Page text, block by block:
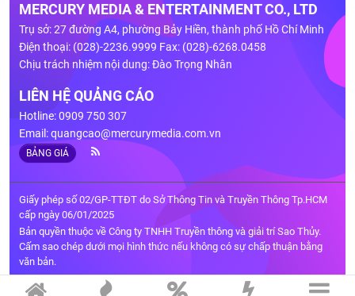
MERCURY MEDIA & ENTERTAINMENT CO., LTD
Trụ sở: 27 đường A4, phường Bảy Hiền, thành phố Hồ Chí Minh
Điện thoại: (028)-2236.9999 Fax: (028)-6268.0458
Chịu trách nhiệm nội dung: Đào Trọng Nhân
LIÊN HỆ QUẢNG CÁO
Hotline: 0909 750 307
Email:quangcao@mercurymedia.com.vn
BẢNG GIÁ
Giấy phép số 02/GP-TTĐT do Sở Thông Tin và Truyền Thông Tp.HCM
cấp ngày 06/01/2025
Bản quyền thuộc về Công ty TNHH Truyền thông và giải trí Sao Thủy.
Cấm sao chép dưới mọi hình thức nếu không có sự chấp thuận bằng
văn bản.